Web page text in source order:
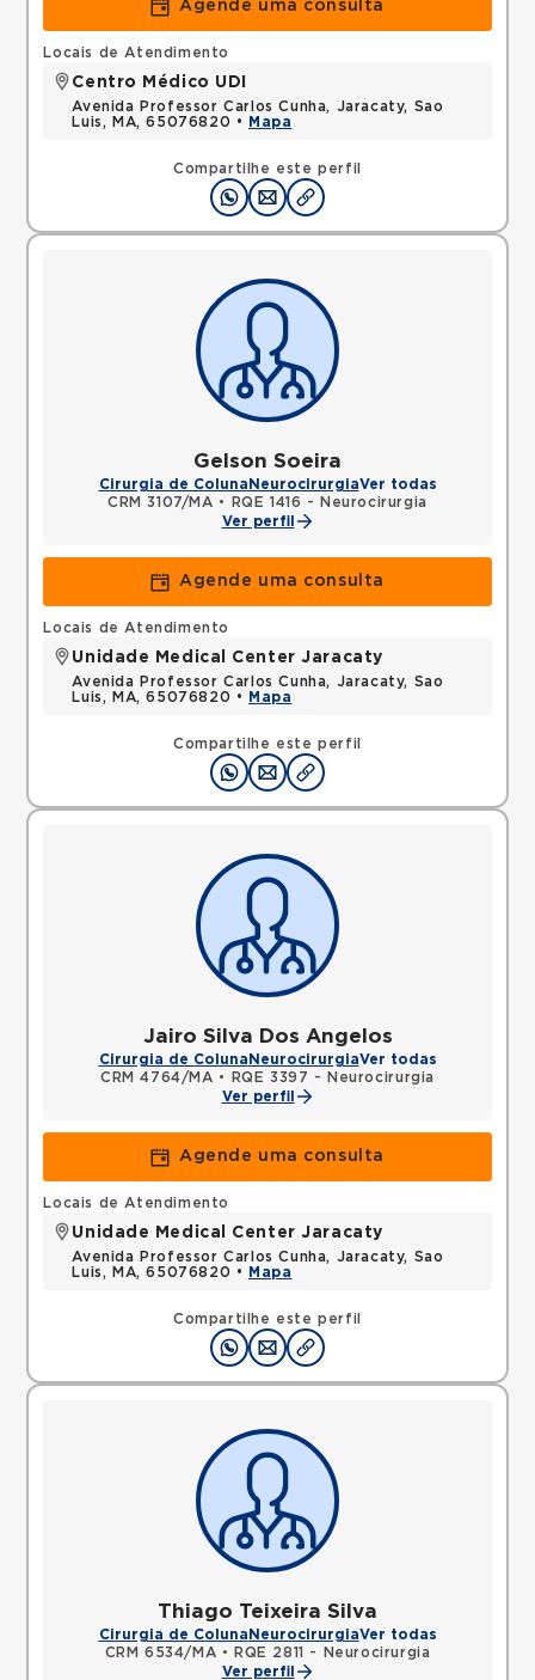
Agende uma consulta
Compartilhe este perfil
Locais de Atendimento
Centro Médico UDI
Avenida Professor Carlos Cunha, Jaracaty, Sao
Luis, MA, 65076820 •
Mapa
Gelson Soeira
Cirurgia de Coluna NeurocirurgiaVer todas
CRM 3107/MA •
RQE 1416 - Neurocirurgia
Ver perfil
Agende uma consulta
Compartilhe este perfil
Locais de Atendimento
Unidade Medical Center Jaracaty
Avenida Professor Carlos Cunha, Jaracaty, Sao
Luis, MA, 65076820 •
Mapa
Jairo Silva Dos Angelos
Cirurgia de Coluna NeurocirurgiaVer todas
CRM 4764/MA •
RQE 3397 - Neurocirurgia
Ver perfil
Agende uma consulta
Compartilhe este perfil
Locais de Atendimento
Unidade Medical Center Jaracaty
Avenida Professor Carlos Cunha, Jaracaty, Sao
Luis, MA, 65076820 •
Mapa
Thiago Teixeira Silva
Cirurgia de Coluna NeurocirurgiaVer todas
CRM 6534/MA •
RQE 2811 - Neurocirurgia
Ver perfil